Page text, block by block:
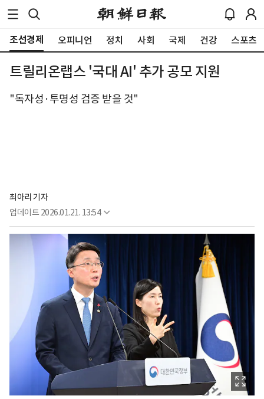
조선경제 오피니언 정치 사회 국제 건강 스포츠
트릴리온랩스 '국대 AI' 추가 공모 지원
"독자성·투명성 검증 받을 것"
최아리 기자
업데이트 2026.01.21. 13:54